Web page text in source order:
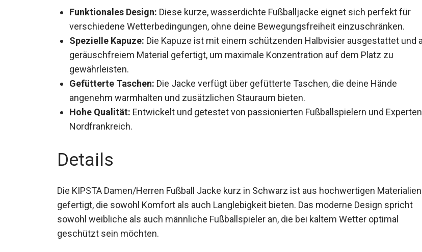
Funktionales Design: Diese kurze, wasserdichte Fußballjacke eignet sich perfekt für
verschiedene Wetterbedingungen, ohne deine Bewegungsfreiheit einzuschränken.
Spezielle Kapuze: Die Kapuze ist mit einem schützenden Halbvisier ausgestattet und
aus geräuschfreiem Material gefertigt, um maximale Konzentration auf dem Platz zu
gewährleisten.
Gefütterte Taschen: Die Jacke verfügt über gefütterte Taschen, die deine Hände
angenehm warmhalten und zusätzlichen Stauraum bieten.
Hohe Qualität: Entwickelt und getestet von passionierten Fußballspielern und Experten
in Nordfrankreich.
Details
Die KIPSTA Damen/Herren Fußball Jacke kurz in Schwarz ist aus hochwertigen Materialien
gefertigt, die sowohl Komfort als auch Langlebigkeit bieten. Das moderne Design spricht
sowohl weibliche als auch männliche Fußballspieler an, die bei kaltem Wetter optimal
geschützt sein möchten.